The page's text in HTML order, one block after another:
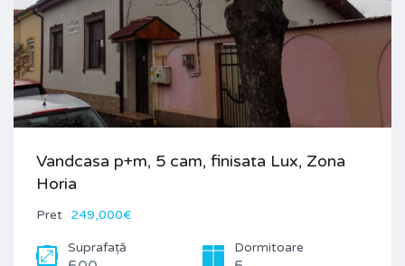
Vandcasa p+m, 5 cam, finisata Lux, Zona
Horia
Pret 249,000€
Suprafață Dormitoare